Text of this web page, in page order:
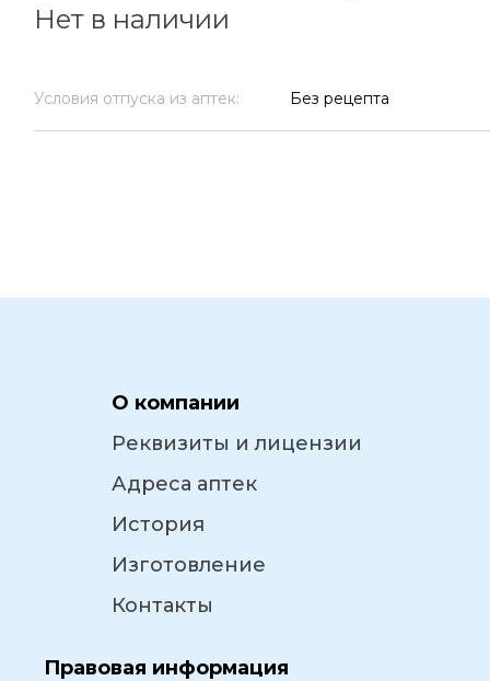
Нет в наличии
Условия отпуска из аптек: Без рецепта
О компании
Реквизиты и лицензии
Адреса аптек
История
Изготовление
Контакты
Правовая информация